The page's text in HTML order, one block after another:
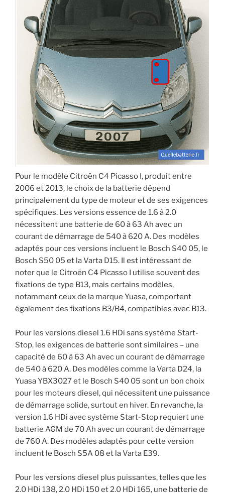
Pour le modèle Citroën C4 Picasso I, produit entre
2006 et 2013, le choix de la batterie dépend
principalement du type de moteur et de ses exigences
spécifiques. Les versions essence de 1.6 à 2.0
nécessitent une batterie de 60 à 63 Ah avec un
courant de démarrage de 540 à 620 A. Des modèles
adaptés pour ces versions incluent le Bosch S40 05, le
Bosch S50 05 et la Varta D15. Il est intéressant de
noter que le Citroën C4 Picasso I utilise souvent des
fixations de type B13, mais certains modèles,
notamment ceux de la marque Yuasa, comportent
également des fixations B3/B4, compatibles avec B13.
Pour les versions diesel 1.6 HDi sans système Start-
Stop, les exigences de batterie sont similaires – une
capacité de 60 à 63 Ah avec un courant de démarrage
de 540 à 620 A. Des modèles comme la Varta D24, la
Yuasa YBX3027 et le Bosch S40 05 sont un bon choix
pour les moteurs diesel, qui nécessitent une puissance
de démarrage solide, surtout en hiver. En revanche, la
version 1.6 HDi avec système Start-Stop requiert une
batterie AGM de 70 Ah avec un courant de démarrage
de 760 A. Des modèles adaptés pour cette version
incluent le Bosch S5A 08 et la Varta E39.
Pour les versions diesel plus puissantes, telles que les
2.0 HDi 138, 2.0 HDi 150 et 2.0 HDi 165, une batterie de